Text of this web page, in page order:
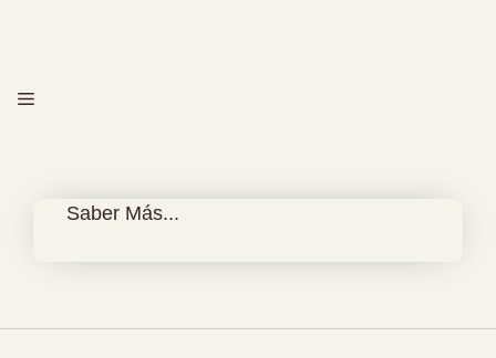
MENÚ
Saber Más...